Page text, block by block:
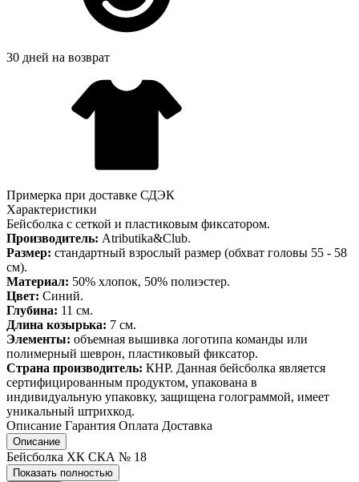
30 дней на возврат
Примерка при доставке СДЭК
Характеристики
Бейсболка с сеткой и пластиковым фиксатором.
Производитель: Atributika&Club.
Размер: стандартный взрослый размер (обхват головы 55 - 58
см).
Материал: 50% хлопок, 50% полиэстер.
Цвет: Синий.
Глубина: 11 см.
Длина козырька: 7 см.
Элементы: объемная вышивка логотипа команды или
полимерный шеврон, пластиковый фиксатор.
Страна производитель: КНР. Данная бейсболка является
сертифицированным продуктом, упакована в
индивидуальную упаковку, защищена голограммой, имеет
уникальный штрихкод.
Описание Гарантия Оплата Доставка
Описание
Бейсболка ХК СКА № 18
Показать полностью